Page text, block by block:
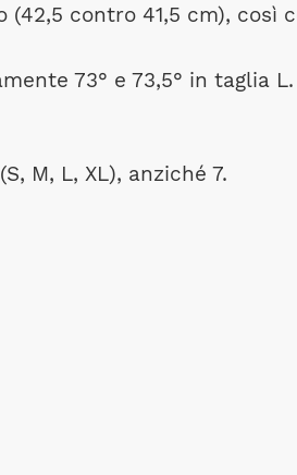
contro 41,5 cm), così
73° e 73,5° in taglia L.
M, L, XL), anziché 7.